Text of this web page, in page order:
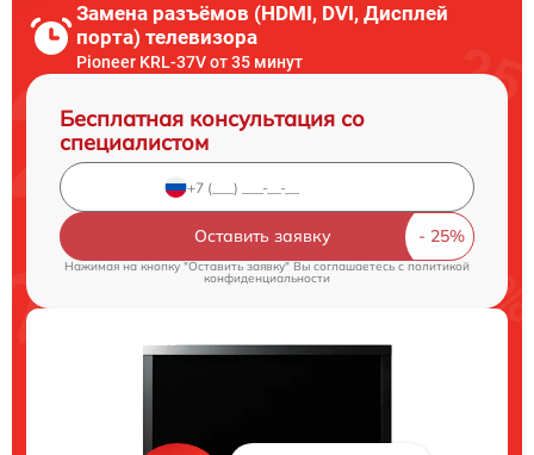
Замена разъёмов (HDMI, DVI, Дисплей
порта) телевизора
Pioneer KRL-37V от 35 минут
Бесплатная консультация со
специалистом
Оставить заявку
Нажимая на кнопку "Оставить заявку" Вы соглашаетесь c политикой
конфиденциальности